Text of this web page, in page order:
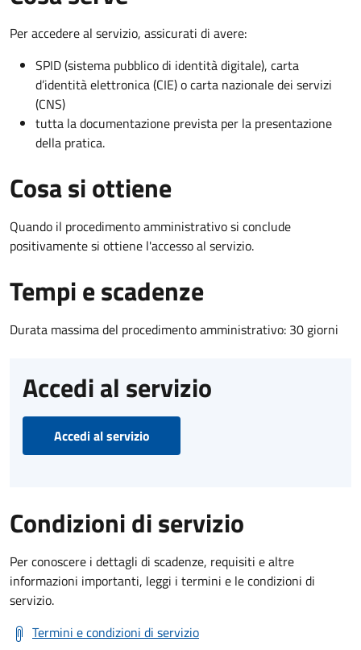
Per accedere al servizio, assicurati di avere:
SPID (sistema pubblico di identità digitale), carta
d’identità elettronica (CIE) o carta nazionale dei servizi
(CNS)
tutta la documentazione prevista per la presentazione
della pratica.
Cosa si ottiene
Quando il procedimento amministrativo si conclude
positivamente si ottiene l'accesso al servizio.
Tempi e scadenze
Durata massima del procedimento amministrativo: 30 giorni
Accedi al servizio
Accedi al servizio
Condizioni di servizio
Per conoscere i dettagli di scadenze, requisiti e altre
informazioni importanti, leggi i termini e le condizioni di
servizio.
Termini e condizioni di servizio